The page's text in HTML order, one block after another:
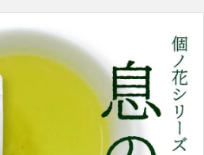
新規会員登録